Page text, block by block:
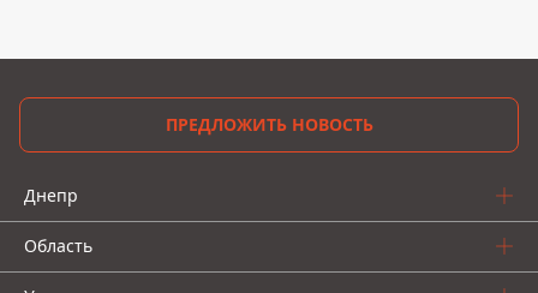
ПРЕДЛОЖИТЬ НОВОСТЬ
Днепр
Область